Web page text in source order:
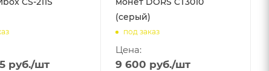
руб./шт
(серый)
под заказ
Цена:
9 600 руб./шт